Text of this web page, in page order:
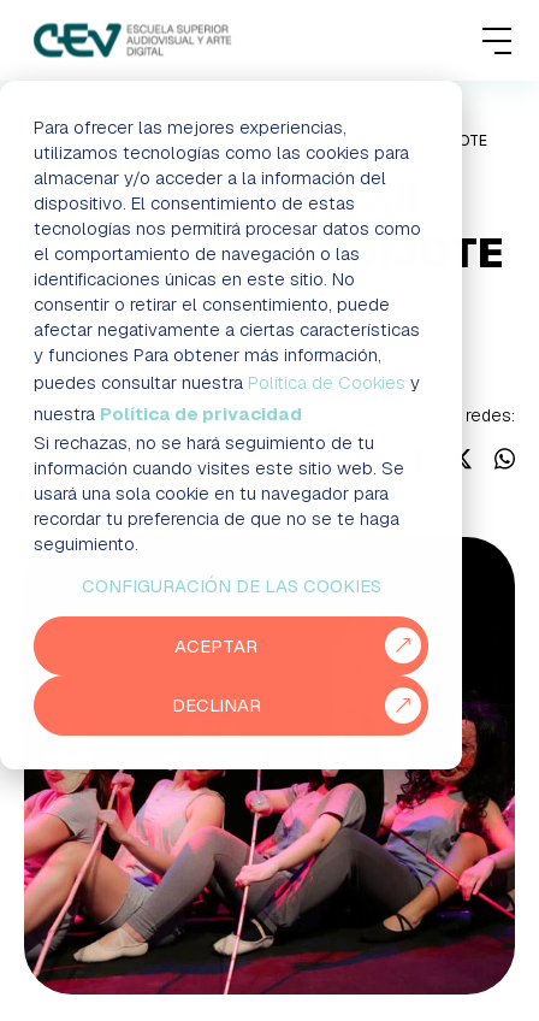
Para ofrecer las mejores experiencias,
utilizamos tecnologías como las cookies para
almacenar y/o acceder a la información del
dispositivo. El consentimiento de estas
tecnologías nos permitirá procesar datos como
el comportamiento de navegación o las
identificaciones únicas en este sitio. No
consentir o retirar el consentimiento, puede
afectar negativamente a ciertas características
y funciones Para obtener más información,
puedes consultar nuestra Política de Cookies y
nuestra Política de privacidad
Si rechazas, no se hará seguimiento de tu
información cuando visites este sitio web. Se
usará una sola cookie en tu navegador para
recordar tu preferencia de que no se te haga
seguimiento.
CONFIGURACIÓN DE LAS COOKIES
ACEPTAR
DECLINAR
MENU
FORMACIONES
ADMISIONES
ACTUALIDAD
ESCUELA
CONTACTO
RESERVAR PLAZA VISITAR ESCUELA
BLOG
EMPRESAS
PARTNERS
931 76 23 43
CEV CUBRE LA XXII
LECTURA DEL QUIJOTE
CEV CUBRE LA XXII LECTURA DEL QUIJOTE
Formación a distancia Madrid
Síguenos en redes: